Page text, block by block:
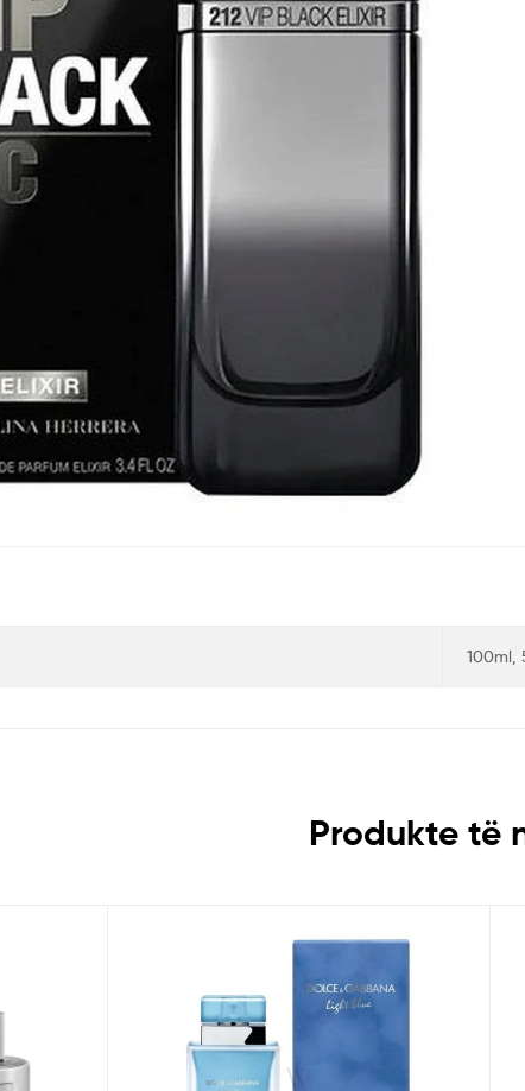
100ml,
Produkte të